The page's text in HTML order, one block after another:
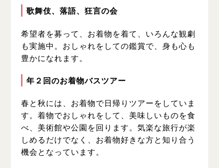
歌舞伎、落語、狂言の会
希望者を募って、お着物を着て、いろんな観劇
も実施中。おしゃれをしての鑑賞で、身も心も
豊かになれます。
年２回のお着物バスツアー
春と秋には、お着物で日帰りツアーをしていま
す。着物でおしゃれをして、美味しいものを食
べ、美術館や公園を回ります。気楽な旅行が楽
しめるだけでなく、お着物好きな方と知り合う
機会となっています。